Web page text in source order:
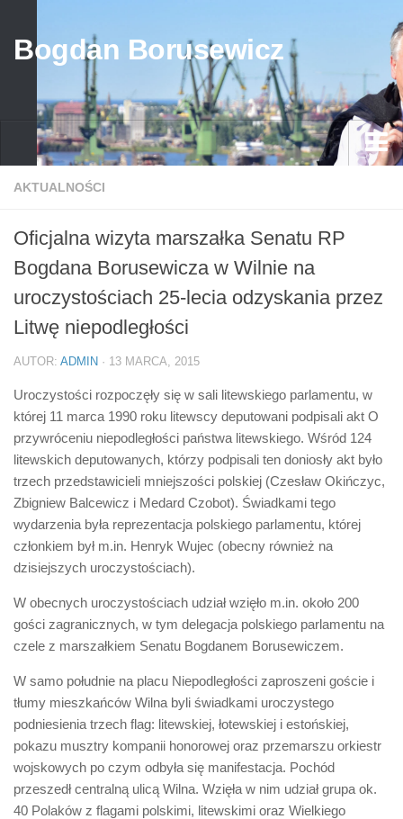
Bogdan Borusewicz
Aktualności
przed 1989
po 1989
Media
Galeria
Biuro Senatorskie
Polecane
Platforma Obywatelska
Fundacja Jacka Kaczmarskiego
Fundacja Batorego
AKTUALNOŚCI
Oficjalna wizyta marszałka Senatu RP
Bogdana Borusewicza w Wilnie na
uroczystościach 25-lecia odzyskania przez
Litwę niepodległości
AUTOR: ADMIN · 13 MARCA, 2015
Uroczystości rozpoczęły się w sali litewskiego parlamentu, w
której 11 marca 1990 roku litewscy deputowani podpisali akt O
przywróceniu niepodległości państwa litewskiego. Wśród 124
litewskich deputowanych, którzy podpisali ten doniosły akt było
trzech przedstawicieli mniejszości polskiej (Czesław Okińczyc,
Zbigniew Balcewicz i Medard Czobot). Świadkami tego
wydarzenia była reprezentacja polskiego parlamentu, której
członkiem był m.in. Henryk Wujec (obecny również na
dzisiejszych uroczystościach).
W obecnych uroczystościach udział wzięło m.in. około 200
gości zagranicznych, w tym delegacja polskiego parlamentu na
czele z marszałkiem Senatu Bogdanem Borusewiczem.
W samo południe na placu Niepodległości zaproszeni goście i
tłumy mieszkańców Wilna byli świadkami uroczystego
podniesienia trzech flag: litewskiej, łotewskiej i estońskiej,
pokazu musztry kompanii honorowej oraz przemarszu orkiestr
wojskowych po czym odbyła się manifestacja. Pochód
przeszedł centralną ulicą Wilna. Wzięła w nim udział grupa ok.
40 Polaków z flagami polskimi, litewskimi oraz Wielkiego